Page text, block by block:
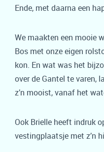
Ende, met daarna een
We maakten een mooie
Bos met onze eigen
kon. En wat was het
over de Gantel te varen,
z’n mooist, vanaf het
Ook Brielle heeft indruk
vestingplaatsje met z’n